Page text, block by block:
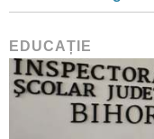
EDUCAȚIE